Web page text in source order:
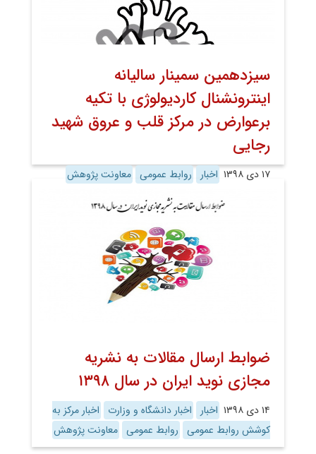
سیزدهمین سمینار سالیانه
اینترونشنال کاردیولوژی با تکیه
برعوارض در مرکز قلب و عروق شهید
رجایی
۱۷ دی ۱۳۹۸ اخبار روابط عمومی معاونت پژوهش
ضوابط ارسال مقالات به نشریه
مجازی نوید ایران در سال ۱۳۹۸
۱۴ دی ۱۳۹۸ اخبار اخبار دانشگاه و وزارت
اخبار مرکز به
کوشش روابط عمومی روابط عمومی معاونت پژوهش